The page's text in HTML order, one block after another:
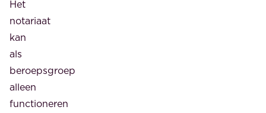
Het
notariaat
kan
als
beroepsgroep
alleen
functioneren